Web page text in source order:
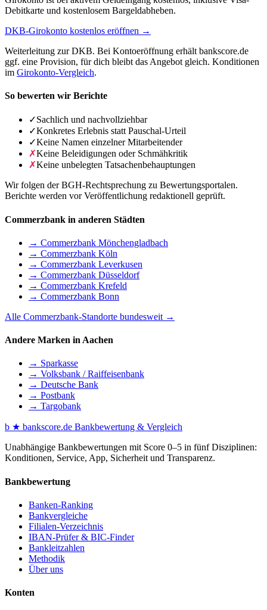
Debitkarte und kostenlosem Bargeldabheben.
DKB-Girokonto kostenlos eröffnen →
Weiterleitung zur DKB. Bei Kontoeröffnung erhält bankscore.de
ggf. eine Provision, für dich bleibt das Angebot gleich. Konditionen
im Girokonto-Vergleich.
So bewerten wir Berichte
✓Sachlich und nachvollziehbar
✓Konkretes Erlebnis statt Pauschal-Urteil
✓Keine Namen einzelner Mitarbeitender
✗Keine Beleidigungen oder Schmähkritik
✗Keine unbelegten Tatsachenbehauptungen
Wir folgen der BGH-Rechtsprechung zu Bewertungsportalen.
Berichte werden vor Veröffentlichung redaktionell geprüft.
Commerzbank in anderen Städten
→ Commerzbank Mönchengladbach
→ Commerzbank Köln
→ Commerzbank Leverkusen
→ Commerzbank Düsseldorf
→ Commerzbank Krefeld
→ Commerzbank Bonn
Alle Commerzbank-Standorte bundesweit →
Andere Marken in Aachen
→ Sparkasse
→ Volksbank / Raiffeisenbank
→ Deutsche Bank
→ Postbank
→ Targobank
b ★ bankscore.de Bankbewertung & Vergleich
Unabhängige Bankbewertungen mit Score 0–5 in fünf Disziplinen:
Konditionen, Service, App, Sicherheit und Transparenz.
Bankbewertung
Banken-Ranking
Bankvergleiche
Filialen-Verzeichnis
IBAN-Prüfer & BIC-Finder
Bankleitzahlen
Methodik
Über uns
Konten